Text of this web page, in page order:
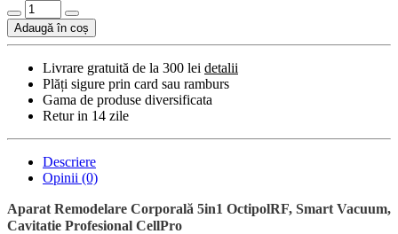
Adaugă în coș
Livrare gratuită de la 300 lei detalii
Plăți sigure prin card sau ramburs
Gama de produse diversificata
Retur in 14 zile
Descriere
Opinii (0)
Aparat Remodelare Corporală 5in1 OctipolRF, Smart Vacuum,
Cavitatie Profesional CellPro